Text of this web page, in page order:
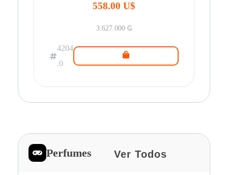
558.00 U$
3.627.000 ₲
4204
.0
Perfumes Ver Todos